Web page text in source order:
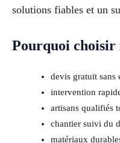
solutions fiables et un
Pourquoi choisir
devis gratuit sans
intervention
artisans qualifiés
chantier suivi du
matériaux